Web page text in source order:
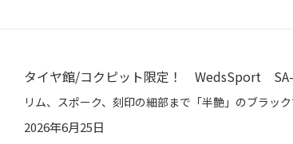
タイヤ館/コクピット限定！ WedsSport
2026年6月25日